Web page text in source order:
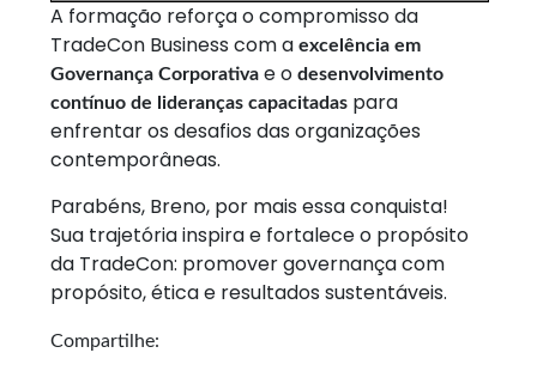
A formação reforça o compromisso da
TradeCon Business com a excelência em
Governança Corporativae o desenvolvimento
contínuo de lideranças capacitadaspara
enfrentar os desafios das organizações
contemporâneas.
Parabéns, Breno, por mais essa conquista!
Sua trajetória inspira e fortalece o propósito
da TradeCon: promover governança com
propósito, ética e resultados sustentáveis.
Compartilhe: